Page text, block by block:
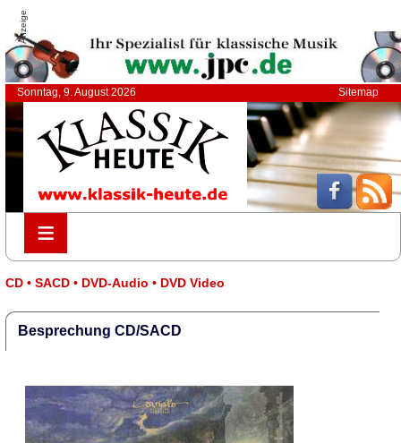
Anzeige
Sonntag, 9. August 2026 Sitemap
≡
≡
CD • SACD • DVD-Audio • DVD Video
Besprechung CD/SACD